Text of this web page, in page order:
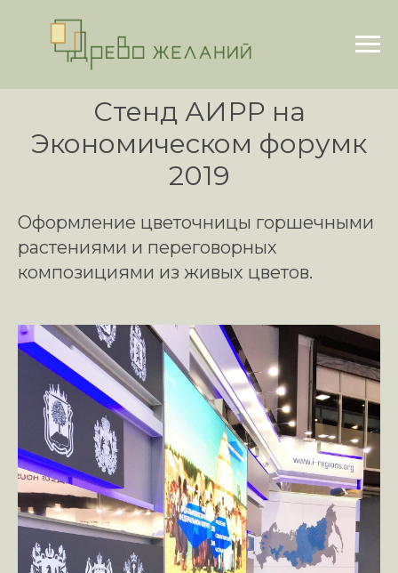
Стенд АИРР на
Экономическом форумк
2019
Оформление цветочницы горшечными
растениями и переговорных
композициями из живых цветов.